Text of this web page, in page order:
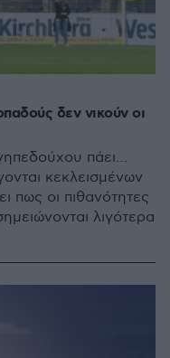
δεν νικούν οι
πάει…
κεκλεισμένων
πως οι πιθανότητες
λιγότερα